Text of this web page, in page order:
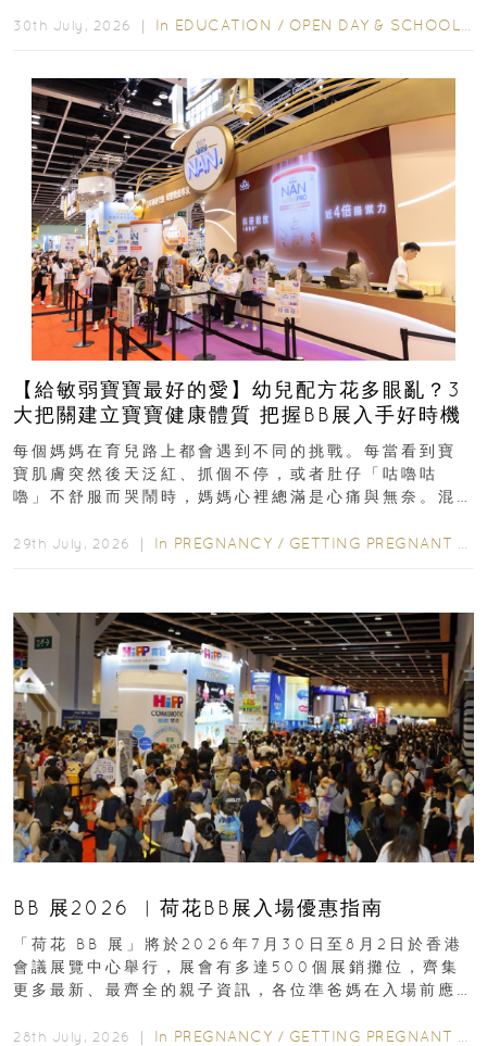
30th July, 2026 ｜ In EDUCATION / OPEN DAY & SCHOOL EVENTS
【給敏弱寶寶最好的愛】幼兒配方花多眼亂？3
大把關建立寶寶健康體質 把握BB展入手好時機
每個媽媽在育兒路上都會遇到不同的挑戰。每當看到寶
寶肌膚突然後天泛紅、抓個不停，或者肚仔「咕嚕咕
嚕」不舒服而哭鬧時，媽媽心裡總滿是心痛與無奈。混
29th July, 2026 ｜ In PREGNANCY / GETTING PREGNANT
BB 展2026 ︳荷花BB展入場優惠指南
「荷花 BB 展」將於2026年7月30日至8月2日於香港
會議展覽中心舉行，展會有多達500個展銷攤位，齊集
更多最新、最齊全的親子資訊，各位準爸媽在入場前應
28th July, 2026 ｜ In PREGNANCY / GETTING PREGNANT